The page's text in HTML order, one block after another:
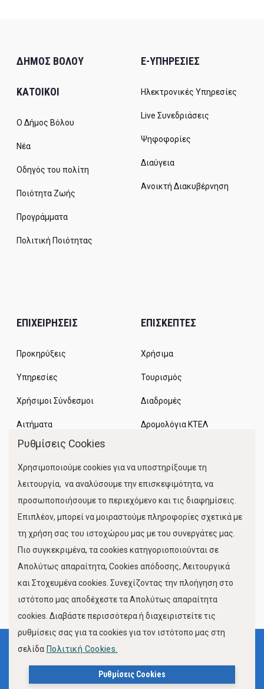
ΔΗΜΟΣ ΒΟΛΟΥ
ΚΑΤΟΙΚΟΙ
Ο Δήμος Βόλου
Νέα
Οδηγός του πολίτη
Ποιότητα Ζωής
Προγράμματα
Πολιτική Ποιότητας
E-ΥΠΗΡΕΣΙΕΣ
Ηλεκτρονικές Υπηρεσίες
Live Συνεδριάσεις
Ψηφοφορίες
Διαύγεια
Ανοικτή Διακυβέρνηση
ΕΠΙΧΕΙΡΗΣΕΙΣ
Προκηρύξεις
Υπηρεσίες
Χρήσιμοι Σύνδεσμοι
Αιτήματα
ΕΠΙΣΚΕΠΤΕΣ
Χρήσιμα
Τουρισμός
Διαδρομές
Δρομολόγια ΚΤΕΛ
Κίνηση Λιμένος
FOLLOW US
Όροι Χρήσης
Πολιτική Προστασίας Προσωπικών Δεδομένων
Ρυθμίσεις Cookies
Χρησιμοποιούμε cookies για να υποστηρίξουμε τη
λειτουργία, να αναλύσουμε την επισκεψιμότητα, να
προσωποποιήσουμε το περιεχόμενο και τις διαφημίσεις.
Επιπλέον, μπορεί να μοιραστούμε πληροφορίες σχετικά με
τη χρήση σας του ιστοχώρου μας με του συνεργάτες μας.
Πιο συγκεκριμένα, τα cookies κατηγοριοποιούνται σε
Απολύτως απαραίτητα, Cookies απόδοσης, Λειτουργικά
και Στοχευμένα cookies. Συνεχίζοντας την πλοήγηση στο
ιστότοπο μας αποδέχεστε τα Απολύτως απαραίτητα
cookies. Διαβάστε περισσότερα ή διαχειριστείτε τις
ρυθμίσεις σας για τα cookies για τον ιστότοπο μας στη
σελίδα Πολιτική Cookies.
Ρυθμίσεις Cookies